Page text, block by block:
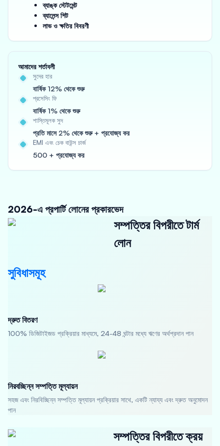
ব্যাঙ্ক স্টেটমেন্ট
ব্যালেন্স শিট
লাভ ও ক্ষতির বিবরণী
আমাদের শর্তাবলী
সুদের হার
বার্ষিক 12% থেকে শুরু
প্রসেসিং ফি
বার্ষিক 1% থেকে শুরু
শাস্তিমূলক সুদ
প্রতি মাসে 2% থেকে শুরু + প্রযোজ্য কর
EMI এবং চেক বাউন্স চার্জ
500 + প্রযোজ্য কর
2026-এ প্রপার্টি লোনের প্রকারভেদ
সম্পত্তির বিপরীতে টার্ম
লোন
সুবিধাসমূহ
দ্রুত বিতরণ
100% ডিজিটাইজড প্রক্রিয়ার মাধ্যমে, 24-48 ঘন্টার মধ্যে ঋণের অর্থপ্রদান পান
নিরবচ্ছিন্ন সম্পত্তি মূল্যায়ন
সহজ এবং নিরবিচ্ছিন্ন সম্পত্তি মূল্যায়ন প্রক্রিয়ার সাথে, একটি ন্যায্য এবং দ্রুত অনুমোদন
পান
সম্পত্তির বিপরীতে ক্রয়